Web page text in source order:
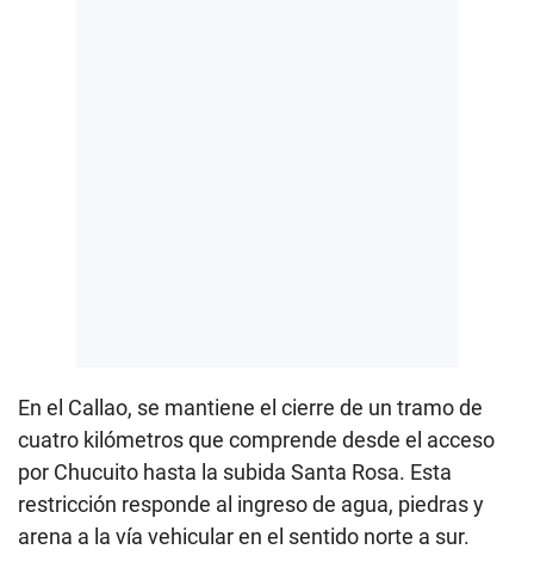
En el Callao, se mantiene el cierre de un tramo de
cuatro kilómetros que comprende desde el acceso
por Chucuito hasta la subida Santa Rosa. Esta
restricción responde al ingreso de agua, piedras y
arena a la vía vehicular en el sentido norte a sur.